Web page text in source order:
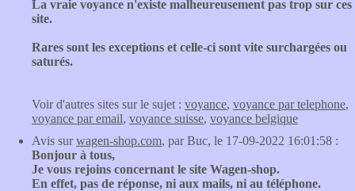
La vraie voyance n'existe malheureusement pas trop sur ces
site.
Rares sont les exceptions et celle-ci sont vite surchargées ou
saturés.
Voir d'autres sites sur le sujet : voyance, voyance par telephone,
voyance par email, voyance suisse, voyance belgique
Avis surwagen-shop.com, par Buc, le 17-09-2022 16:01:58 :
Bonjour à tous,
Je vous rejoins concernant le site Wagen-shop.
En effet, pas de réponse, ni aux mails, ni au téléphone.